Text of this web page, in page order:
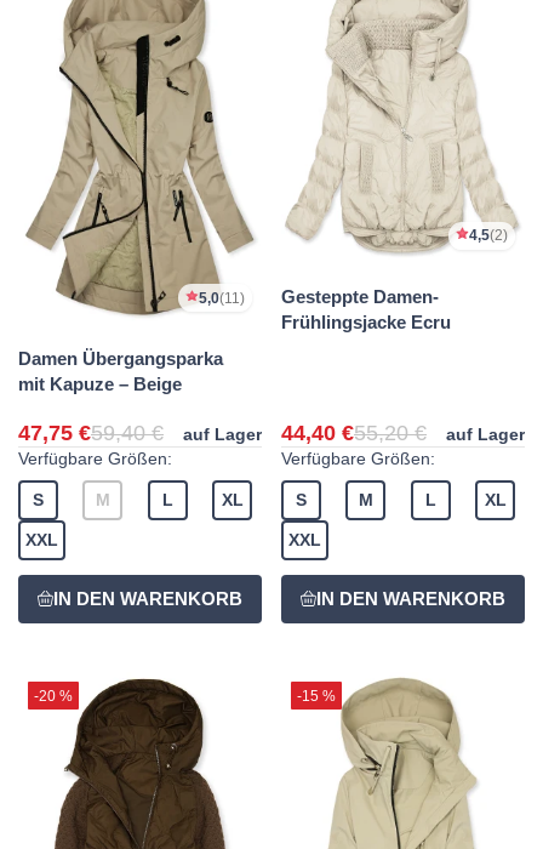
5,0(11)
Damen Übergangsparka
mit Kapuze – Beige
47,75 €59,40 €
auf Lager
Verfügbare Größen:
S M L XL
XXL
4,5(2)
Gesteppte Damen-
Frühlingsjacke Ecru
44,40 €55,20 €
auf Lager
Verfügbare Größen:
S M L XL
XXL
-20 % -15 %